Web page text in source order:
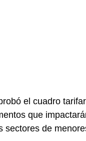
el cuadro
que
sectores de